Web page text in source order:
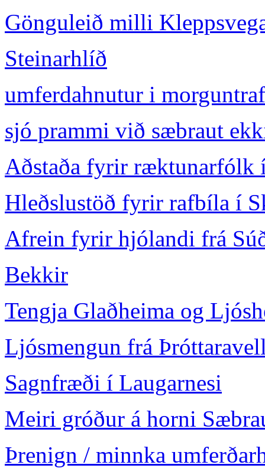
Gönguleið milli
Steinarhlíð
umferdahnutur i
sjó prammi við sæbraut
Aðstaða fyrir ræktunarfólk
Hleðslustöð fyrir rafbíla í
Afrein fyrir hjólandi frá
Bekkir
Tengja Glaðheima og
Ljósmengun frá
Sagnfræði í Laugarnesi
Meiri gróður á horni
Þrenign / minnka